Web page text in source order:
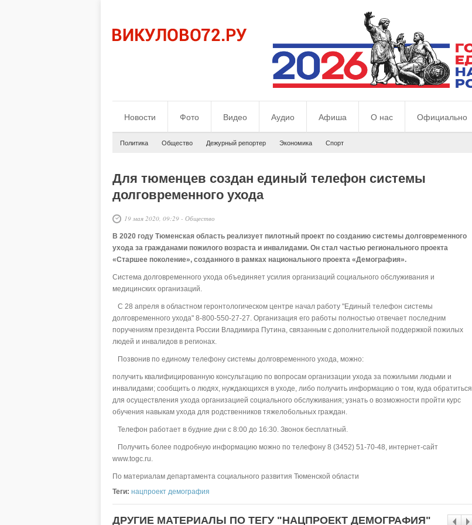
Новости Фото Видео Аудио Афиша О нас Официально
Политика Общество Дежурный репортер Экономика Спорт
Для тюменцев создан единый телефон системы
долговременного ухода
19 мая 2020, 09:29 - Общество
В 2020 году Тюменская область реализует пилотный проект по созданию системы долговременного
ухода за гражданами пожилого возраста и инвалидами. Он стал частью регионального проекта
«Старшее поколение», созданного в рамках национального проекта «Демография».
Система долговременного ухода объединяет усилия организаций социального обслуживания и
медицинских организаций.
С 28 апреля в областном геронтологическом центре начал работу "Единый телефон системы
долговременного ухода" 8-800-550-27-27. Организация его работы полностью отвечает последним
поручениям президента России Владимира Путина, связанным с дополнительной поддержкой пожилых
людей и инвалидов в регионах.
Позвонив по единому телефону системы долговременного ухода, можно:
получить квалифицированную консультацию по вопросам организации ухода за пожилыми людьми и
инвалидами; сообщить о людях, нуждающихся в уходе, либо получить информацию о том, куда обратиться
для осуществления ухода организацией социального обслуживания; узнать о возможности пройти курс
обучения навыкам ухода для родственников тяжелобольных граждан.
Телефон работает в будние дни с 8:00 до 16:30. Звонок бесплатный.
Получить более подробную информацию можно по телефону 8 (3452) 51-70-48, интернет-сайт
www.togc.ru.
По материалам департамента социального развития Тюменской области
Теги: нацпроект демография
ДРУГИЕ МАТЕРИАЛЫ ПО ТЕГУ "НАЦПРОЕКТ ДЕМОГРАФИЯ"